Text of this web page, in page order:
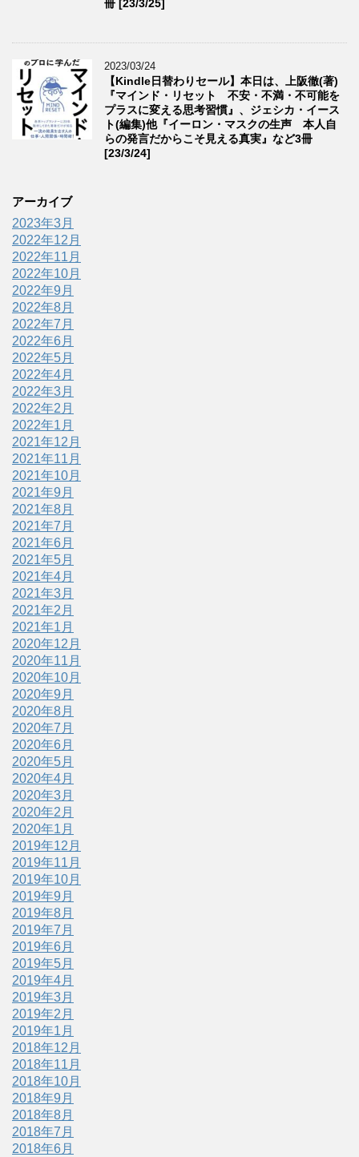
冊 [23/3/25]
2023/03/24
【Kindle日替わりセール】本日は、上阪徹(著)
『マインド・リセット 不安・不満・不可能を
プラスに変える思考習慣』、ジェシカ・イース
ト(編集)他『イーロン・マスクの生声 本人自
らの発言だからこそ見える真実』など3冊
[23/3/24]
アーカイブ
2023年3月
2022年12月
2022年11月
2022年10月
2022年9月
2022年8月
2022年7月
2022年6月
2022年5月
2022年4月
2022年3月
2022年2月
2022年1月
2021年12月
2021年11月
2021年10月
2021年9月
2021年8月
2021年7月
2021年6月
2021年5月
2021年4月
2021年3月
2021年2月
2021年1月
2020年12月
2020年11月
2020年10月
2020年9月
2020年8月
2020年7月
2020年6月
2020年5月
2020年4月
2020年3月
2020年2月
2020年1月
2019年12月
2019年11月
2019年10月
2019年9月
2019年8月
2019年7月
2019年6月
2019年5月
2019年4月
2019年3月
2019年2月
2019年1月
2018年12月
2018年11月
2018年10月
2018年9月
2018年8月
2018年7月
2018年6月